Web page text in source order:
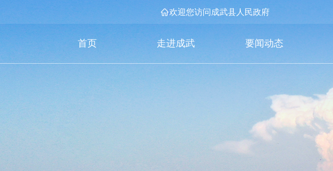
欢迎您访问成武县人民政府
首页 走进成武 要闻动态